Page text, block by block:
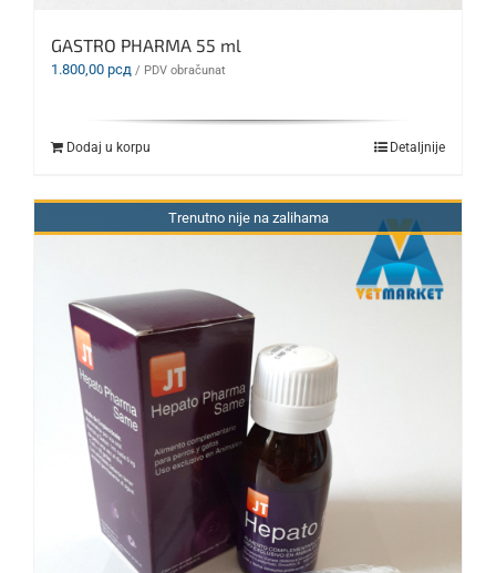
GASTRO PHARMA 55 ml
1.800,00 рсд / PDV obračunat
Dodaj u korpu Detaljnije
Trenutno nije na zalihama